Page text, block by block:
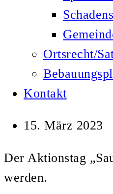
Ortsrecht/
Kontakt
15. März 2023
Der Aktionstag
werden.